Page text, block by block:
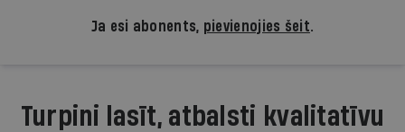
Ja esi abonents, pievienojies šeit.
Turpini lasīt, atbalsti kvalitatīvu